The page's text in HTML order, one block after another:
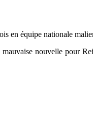
en équipe nationale
mauvaise nouvelle pour